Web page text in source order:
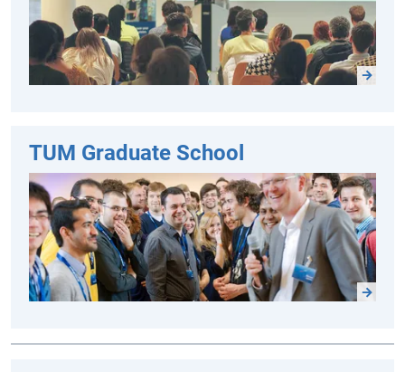
TUM Graduate School